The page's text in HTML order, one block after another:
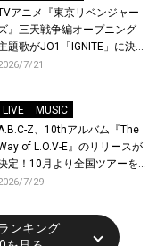
アニメ『東京リベンジャー
』三天戦争編オープニング
題歌がJO1「IGNITE」に決
！メンバー全員から喜びと
先行上映会を開催！
7/21
LIVE
MUSIC
Z、10thアルバム『The
of L.O.V-E』のリリースが
定！10月より全国ツアーを
催！7/29
ンキング